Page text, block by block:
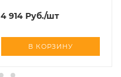
4 914 Руб./шт
В КОРЗИНУ